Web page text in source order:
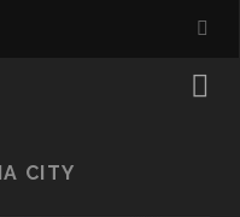
CITY